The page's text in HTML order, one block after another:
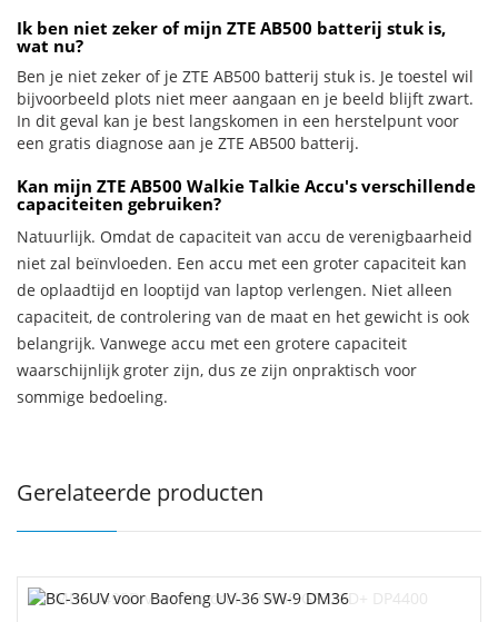
Ik ben niet zeker of mijn ZTE AB500 batterij stuk is,
wat nu?
Ben je niet zeker of je ZTE AB500 batterij stuk is. Je toestel wil
bijvoorbeeld plots niet meer aangaan en je beeld blijft zwart.
In dit geval kan je best langskomen in een herstelpunt voor
een gratis diagnose aan je ZTE AB500 batterij.
Kan mijn ZTE AB500 Walkie Talkie Accu's verschillende
capaciteiten gebruiken?
Natuurlijk. Omdat de capaciteit van accu de verenigbaarheid
niet zal beïnvloeden. Een accu met een groter capaciteit kan
de oplaadtijd en looptijd van laptop verlengen. Niet alleen
capaciteit, de controlering van de maat en het gewicht is ook
belangrijk. Vanwege accu met een grotere capaciteit
waarschijnlijk groter zijn, dus ze zijn onpraktisch voor
sommige bedoeling.
Gerelateerde producten